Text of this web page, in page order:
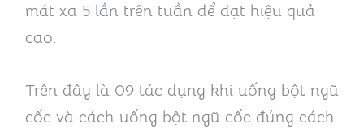
mát xa 5 lần trên tuần để đạt hiệu quả
cao.
Trên đây là 09 tác dụng khi uống bột ngũ
cốc và cách uống bột ngũ cốc đúng cách